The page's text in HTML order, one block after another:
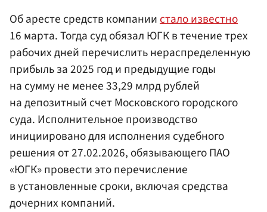
Об аресте средств компании стало известно
16 марта. Тогда суд обязал ЮГК в течение трех
рабочих дней перечислить нераспределенную
прибыль за 2025 год и предыдущие годы
на сумму не менее 33,29 млрд рублей
на депозитный счет Московского городского
суда. Исполнительное производство
инициировано для исполнения судебного
решения от 27.02.2026, обязывающего ПАО
«ЮГК» провести это перечисление
в установленные сроки, включая средства
дочерних компаний.